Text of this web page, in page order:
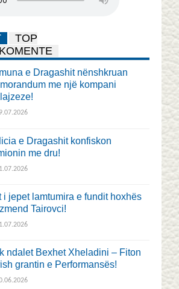
TOP
KOMENTE
e Dragashit nënshkruan
me një kompani
e Dragashit konfiskon
me dru!
i jepet lamtumira e fundit hoxhës
Tairovci!
ndalet Bexhet Xheladini – Fiton
grantin e Performansës!